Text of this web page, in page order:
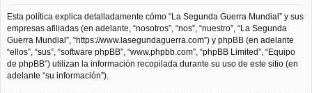
Esta política explica detalladamente cómo “La Segunda Guerra Mundial” y sus
empresas afiliadas (en adelante, “nosotros”, “nos”, “nuestro”, “La Segunda
Guerra Mundial”, “https://www.lasegundaguerra.com”) y phpBB (en adelante
“ellos”, “sus”, “software phpBB”, “www.phpbb.com”, “phpBB Limited”, “Equipo
de phpBB”) utilizan la información recopilada durante su uso de este sitio (en
adelante “su información”).